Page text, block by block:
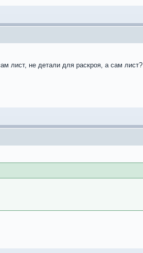
лист, не детали для раскроя, а сам лист?